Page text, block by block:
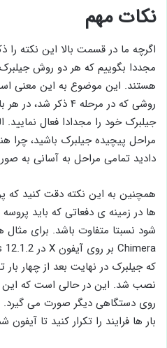
نکات مهم
اگرچه ما در قسمت بالا این نکته را
هستند. این موضوع به این معنی
روشی که در مرحله ۴
جیلبرک خود را مجدادا فعال نمایید.
مراحل پیچیده جیلبرک باشید، چرا
دادید تمامی مراحل به آسانی به
همچنین به این نکته دقت کنید
ها در زمینه ی دفعاتی که باید پروسه
که جیلبرک در نهایت بعد از چهار
نصب شد. این در حالی است که این
روی دستگاهی دیگر صورت می گیرد.
بار ها فرایند را تکرار کنید تا